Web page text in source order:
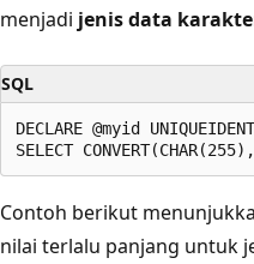
menjadi jenis data
SQL
DECLARE @myid
Contoh berikut
nilai terlalu panjang untuk